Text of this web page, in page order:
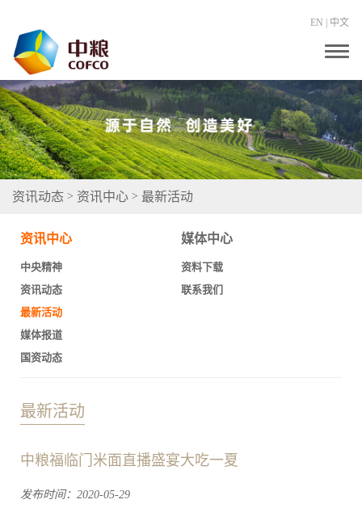
EN 中文
T
g
g
e
n
a
v
i
资讯动态 > 资讯中心 > 最新活动
资讯中心
中央精神
资讯动态
最新活动
媒体报道
国资动态
媒体中心
资料下载
联系我们
最新活动
中粮福临门米面直播盛宴大吃一夏
发布时间：2020-05-29